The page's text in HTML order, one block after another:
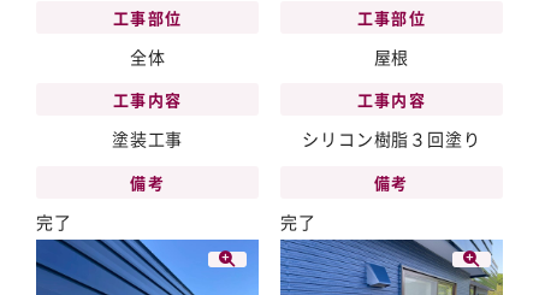
工事部位
全体
工事内容
塗装工事
備考
完了
工事部位
屋根
工事内容
シリコン樹脂３回塗り
備考
完了